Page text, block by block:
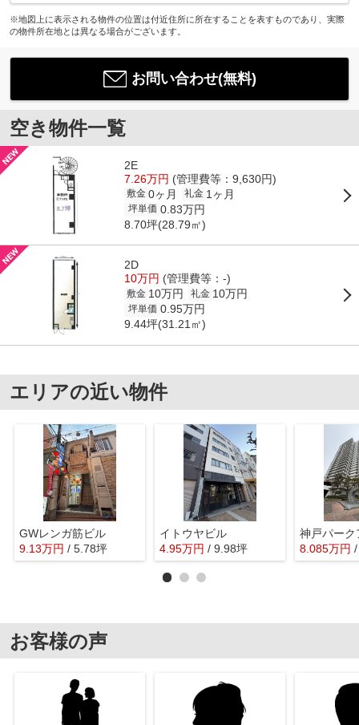
※地図上に表示される物件の位置は付近住所に所在することを表すものであり、実際
の物件所在地とは異なる場合がございます。
お問い合わせ(無料)
空き物件一覧
2E
7.26万円 (管理費等：9,630円)
敷金 0ヶ月 礼金 1ヶ月
坪単価 0.83万円
8.70坪(28.79㎡)
2D
10万円 (管理費等：-)
敷金 10万円 礼金 10万円
坪単価 0.95万円
9.44坪(31.21㎡)
エリアの近い物件
GWレンガ筋ビル
9.13万円 / 5.78坪
イトウヤビル
4.95万円 / 9.98坪
神戸パーク
8.085万円
お客様の声